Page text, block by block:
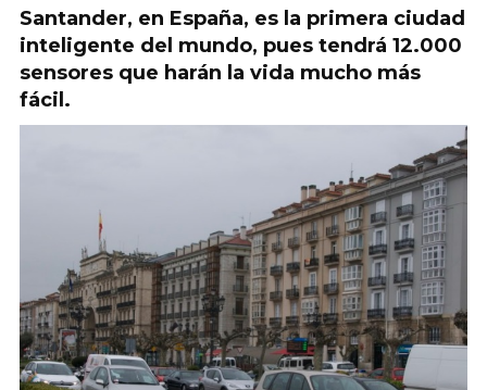
Santander, en España, es la primera ciudad
inteligente del mundo, pues tendrá 12.000
sensores que harán la vida mucho más
fácil.